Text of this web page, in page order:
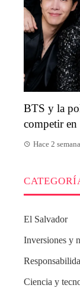
BTS y la
competir
Hace 2
El Salvador
Inversiones y
Ciencia y